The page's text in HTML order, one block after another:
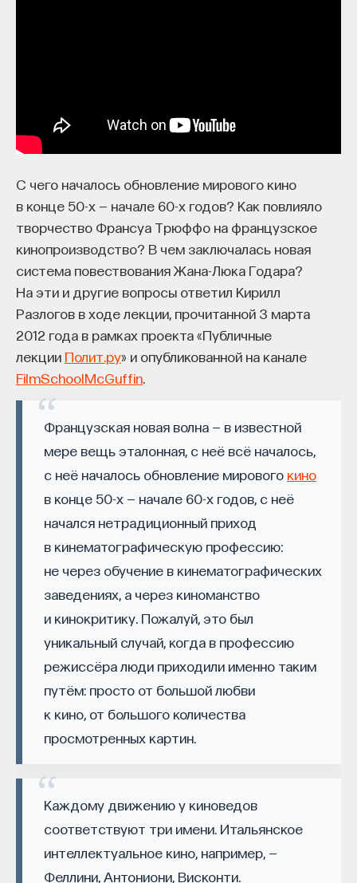
С чего началось обновление мирового кино
в конце 50-х — начале 60-х годов? Как повлияло
творчество Франсуа Трюффо на французское
кинопроизводство? В чем заключалась новая
система повествования Жана-Люка Годара?
На эти и другие вопросы ответил Кирилл
Разлогов в ходе лекции, прочитанной 3 марта
2012 года в рамках проекта «Публичные
лекции Полит.ру» и опубликованной на канале
FilmSchoolMcGuffin
Французская новая волна — в известной
мере вещь эталонная, с неё всё началось,
с неё началось обновление мирового кино
в конце 50-х — начале 60-х годов, с неё
начался нетрадиционный приход
в кинематографическую профессию:
не через обучение в кинематографических
заведениях, а через киноманство
и кинокритику. Пожалуй, это был
уникальный случай, когда в профессию
режиссёра люди приходили именно таким
путём: просто от большой любви
к кино, от большого количества
просмотренных картин.
Каждому движению у киноведов
соответствуют три имени. Итальянское
интеллектуальное кино, например, —
Феллини, Антониони, Висконти.
команда ПостНауки запускает новый сервис —
Naukka Talents
желающих работать в глобальных инновационных
индустриях.
В ходе работы с научным сообществом Ивар
и его команда обнаружили, что инновационные
индустрии испытывают кадровый голод,
особенно молодые deep tech и биотех компании.
Исследование аудитории ПостНауки
подтвердило масштаб: более60%слушателей
проекта имеют STEM-образование, при этом
заинтересованы в работе в инновационных
Специалисты сталкиваются с тремя ключевыми
барьерами:
Недостаток информации о глобальных
индустриях и карьерных возможностях
мешает поиску подходящих ваканси; ​
Непрозрачные механизмы в инновационных
компаниях усложняют процесс
трудоустройства​;
Стереотипы не позволяют эффективно
конкурировать на международном рынке​.
Что такое Naukka Talents
Naukka Talents— это не просто рекрутинговый
специалистов на пути к карьере в глобальных
инновационных индустриях. Сервис помогает
преодолеть существующие барьеры через
связи с компаниями, заинтересованными